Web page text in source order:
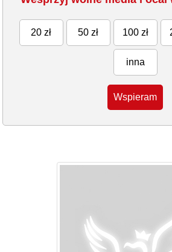
20 zł 50 zł 100 zł
inna
Wspieram